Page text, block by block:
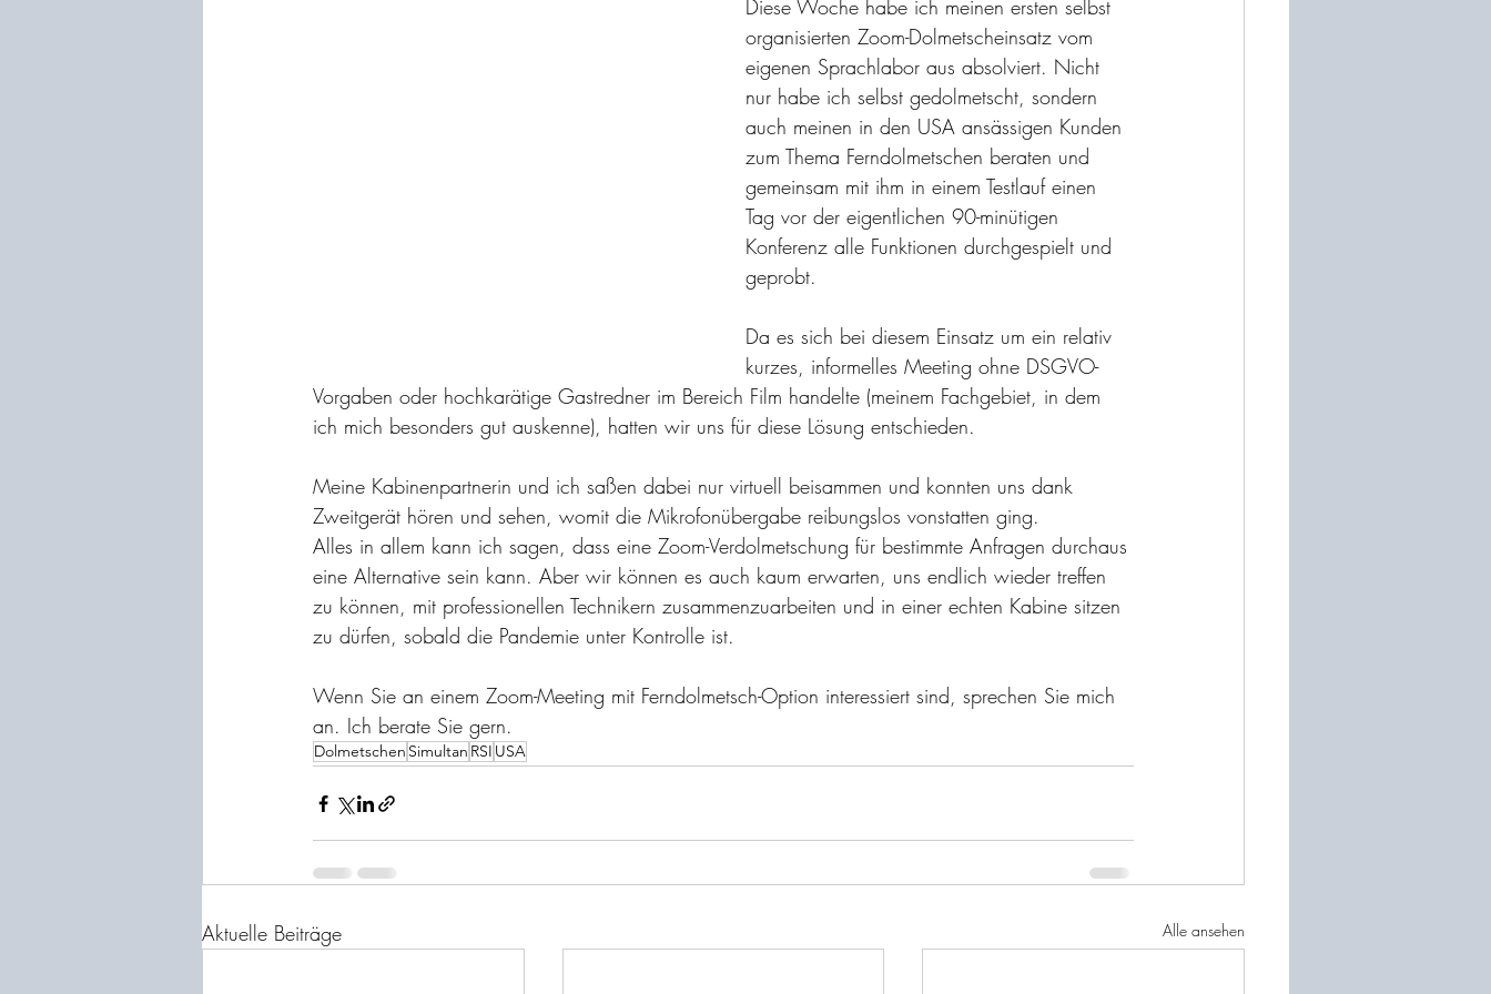
Diese Woche habe ich meinen ersten selbst
organisierten Zoom-Dolmetscheinsatz vom
eigenen Sprachlabor aus absolviert. Nicht
nur habe ich selbst gedolmetscht, sondern
auch meinen in den USA ansässigen Kunden
zum Thema Ferndolmetschen beraten und
gemeinsam mit ihm in einem Testlauf einen
Tag vor der eigentlichen 90-minütigen
Konferenz alle Funktionen durchgespielt und
geprobt.
Da es sich bei diesem Einsatz um ein relativ
kurzes, informelles Meeting ohne DSGVO-
Vorgaben oder hochkarätige Gastredner im Bereich Film handelte (meinem Fachgebiet, in dem
ich mich besonders gut auskenne), hatten wir uns für diese Lösung entschieden.
Meine Kabinenpartnerin und ich saßen dabei nur virtuell beisammen und konnten uns dank
Zweitgerät hören und sehen, womit die Mikrofonübergabe reibungslos vonstatten ging.
Alles in allem kann ich sagen, dass eine Zoom-Verdolmetschung für bestimmte Anfragen durchaus
eine Alternative sein kann. Aber wir können es auch kaum erwarten, uns endlich wieder treffen
zu können, mit professionellen Technikern zusammenzuarbeiten und in einer echten Kabine sitzen
zu dürfen, sobald die Pandemie unter Kontrolle ist.
Wenn Sie an einem Zoom-Meeting mit Ferndolmetsch-Option interessiert sind, sprechen Sie mich
an. Ich berate Sie gern.
Dolmetschen Simultan RSI USA
Aktuelle Beiträge Alle ansehen